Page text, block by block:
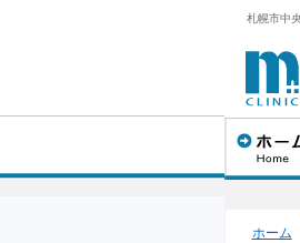
札幌市中
ホーム